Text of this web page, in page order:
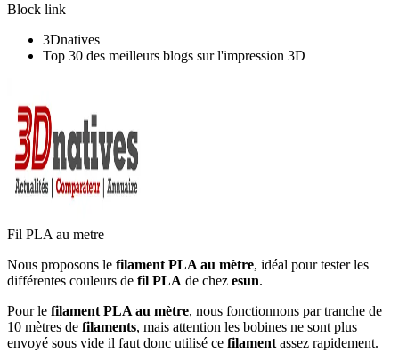
Block link
3Dnatives
Top 30 des meilleurs blogs sur l'impression 3D
Fil PLA au metre
Nous proposons le filament PLA au mètre, idéal pour tester les
différentes couleurs de fil PLA de chez esun.
Pour le filament PLA au mètre, nous fonctionnons par tranche de
10 mètres de filaments, mais attention les bobines ne sont plus
envoyé sous vide il faut donc utilisé ce filament assez rapidement.